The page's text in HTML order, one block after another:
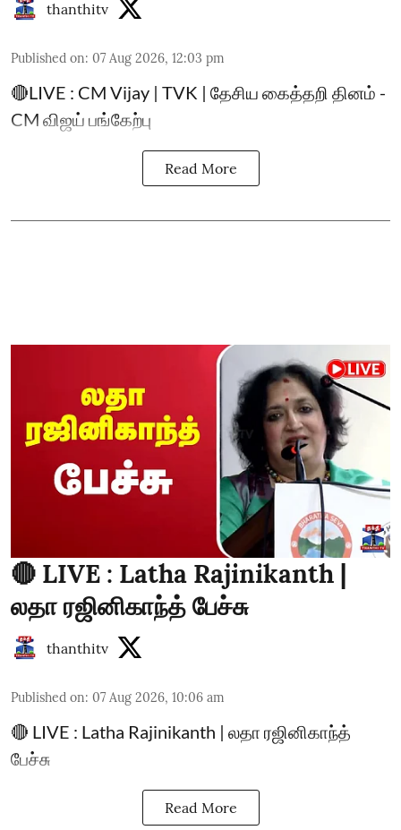
thanthitv
Published on: 07 Aug 2026, 12:03 pm
🔴LIVE : CM Vijay | TVK | தேசிய கைத்தறி தினம் -
CM விஜய் பங்கேற்பு
Read More
🔴 LIVE : Latha Rajinikanth |
லதா ரஜினிகாந்த் பேச்சு
thanthitv
Published on: 07 Aug 2026, 10:06 am
🔴 LIVE : Latha Rajinikanth | லதா ரஜினிகாந்த்
பேச்சு
Read More